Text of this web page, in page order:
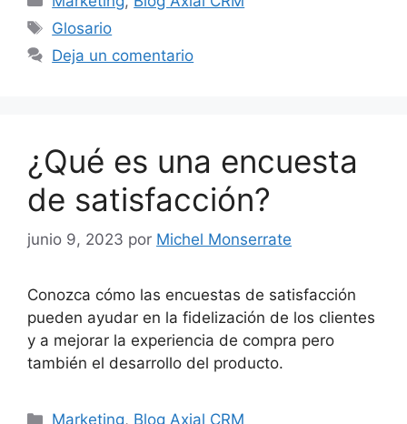
Etiquetas
Glosario
Deja un comentario
¿Qué es una encuesta
de satisfacción?
junio 9, 2023 por Michel Monserrate
Conozca cómo las encuestas de satisfacción
pueden ayudar en la fidelización de los clientes
y a mejorar la experiencia de compra pero
también el desarrollo del producto.
Categorías
Marketing, Blog Axial CRM